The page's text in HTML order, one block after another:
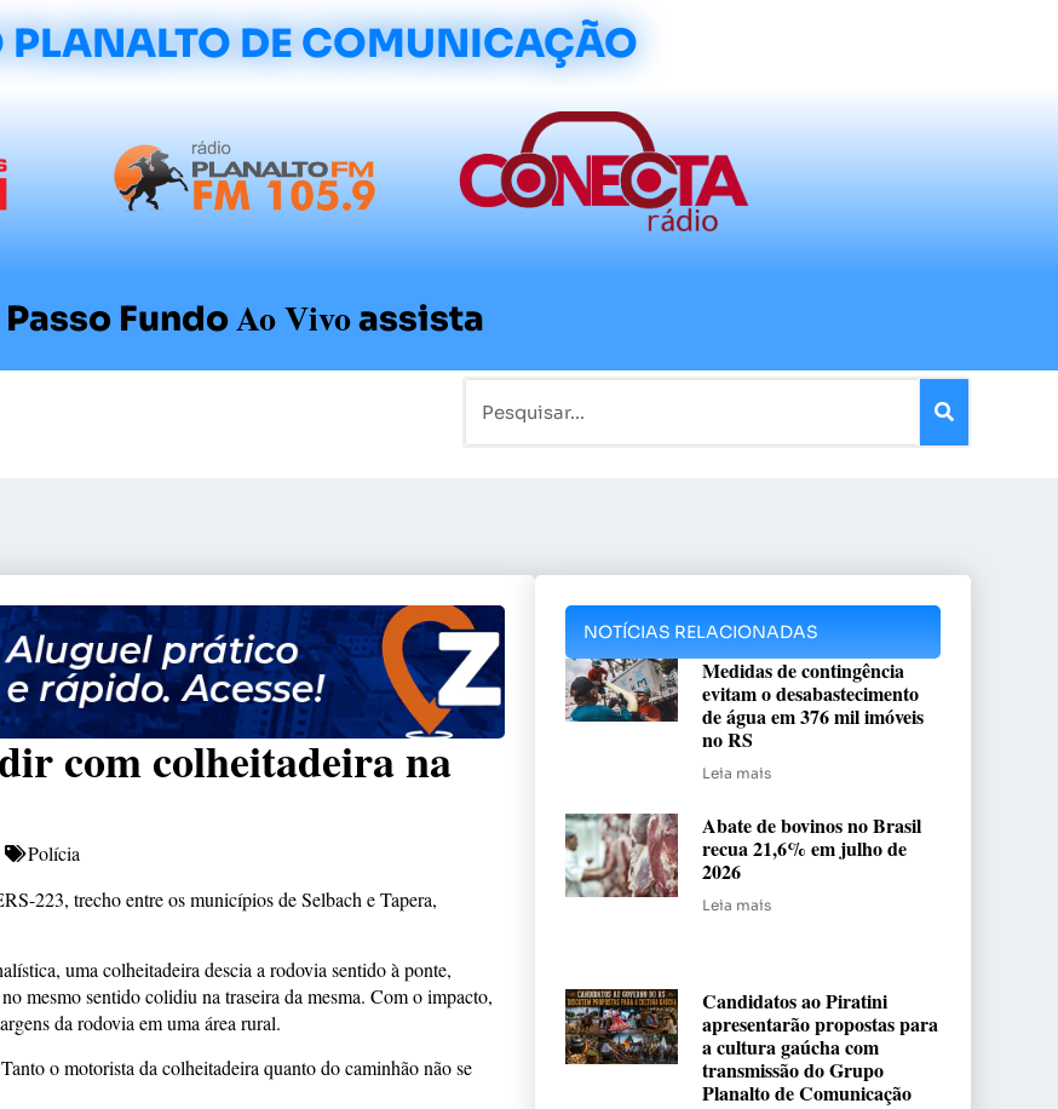
PLANALTO DE COMUNICAÇÃO
Passo FundoAo Vivoassista
com colheitadeira na
Polícia
223, trecho entre os municípios de Selbach e Tapera,
uma colheitadeira descia a rodovia sentido à ponte,
mesmo sentido colidiu na traseira da mesma. Com o impacto,
da rodovia em uma área rural.
o motorista da colheitadeira quanto do caminhão não se
NOTÍCIAS RELACIONADAS
Medidas de contingência
evitam o desabastecimento
de água em 376 mil imóveis
no RS
Leia mais
Abate de bovinos no Brasil
recua 21,6% em julho de
2026
Leia mais
Candidatos ao Piratini
apresentarão propostas para
a cultura gaúcha com
transmissão do Grupo
Planalto de Comunicação